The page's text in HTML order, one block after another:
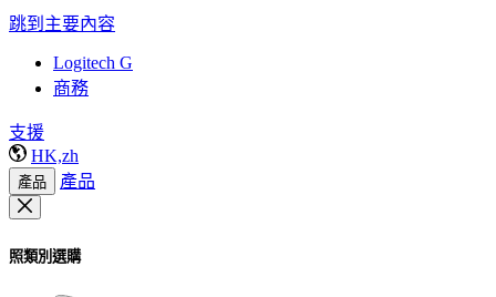
跳到主要內容
Logitech G
商務
支援
HK,zh
產品 產品
照類別選購